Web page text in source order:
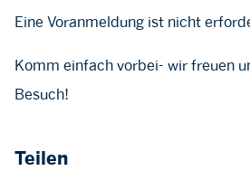
Eine Voranmeldung ist nicht
Komm einfach vorbei- wir freuen
Besuch!
Teilen